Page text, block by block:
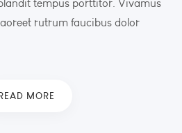
tempus porttitor. Vivamus
rutrum faucibus dolor
MORE